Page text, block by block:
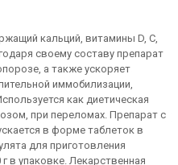
кальций, витамины D, С,
своему составу препарат
а также ускоряет
иммобилизации,
как диетическая
при переломах. Препарат с
в форме таблеток в
для приготовления
в упаковке. Лекарственная